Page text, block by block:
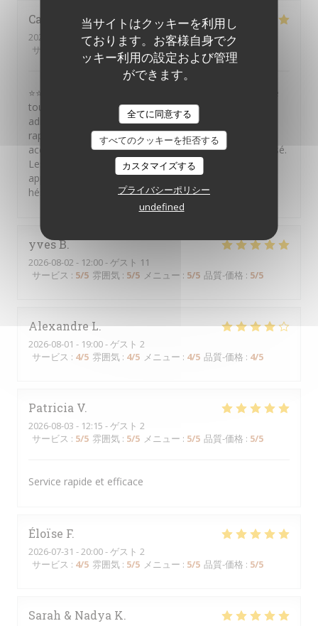
当サイトはクッキーを利用し
ております。お客様自身でク
ッキー利用の設定および管理
ができます。
全てに同意する
すべてのクッキーを拒否する
カスタマイズする
プライバシーポリシー
undefined
Catina
2026-08-01
- 22:30 - ゲスト 10
サービス
/5 雰囲気:5/5 メニュー: 5/5 品質-価格
⭐⭐⭐⭐⭐ Je recommande vivement ce restaurant ! Situé
tout près du Théâtre Mogador, c'est une excellente
adresse avant ou après un spectacle. Le service est
rapide, efficace et de grande qualité. L'équipe est
accueillante, attentive et tout est parfaitement organisé.
Les plats sont très bons et le rapport qualité-prix est
appréciable. Une adresse que je recommande sans
hésiter !
yvesB
2026-08-02 - 12:00 - ゲスト 11
サービス : 5/5 雰囲気 : 5/5 メニュー : 5/5 品質-価格 : 5/5
AlexandreL
2026-08-01 - 19:00 - ゲスト 2
サービス : 4/5 雰囲気 : 4/5 メニュー : 4/5 品質-価格 : 4/5
Patricia V
2026-08-03 - 12:15 - ゲスト 2
サービス : 5/5 雰囲気 : 5/5 メニュー : 5/5 品質-価格 : 5/5
Service rapide et efficace
Éloïse F
2026-07-31 - 20:00 - ゲスト 2
サービス : 4/5 雰囲気 : 5/5 メニュー : 5/5 品質-価格 : 5/5
Sarah & Nadya K